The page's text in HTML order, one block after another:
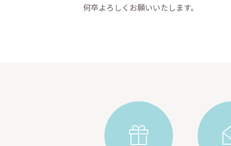
何卒よろしくお願いいたします。